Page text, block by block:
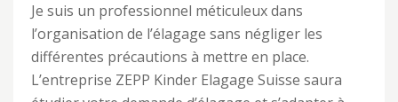
Je suis un professionnel méticuleux dans
l’organisation de l’élagage sans négliger les
différentes précautions à mettre en place.
L’entreprise ZEPP Kinder Elagage Suisse saura